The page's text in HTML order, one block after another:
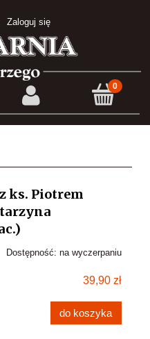
Zaloguj się
ks. Piotrem
Dostępność: na wyczerpaniu
39,90 zł
do koszyka